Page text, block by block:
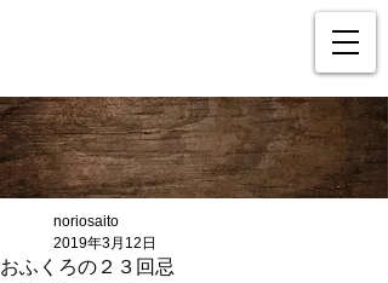
おふくろの２３回忌
noriosaito
2019年3月12日